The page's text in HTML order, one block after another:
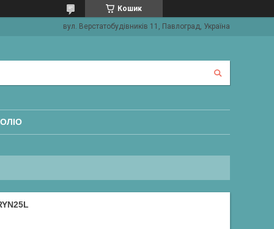
Кошик
вул. Верстатобудівників 11, Павлоград, Україна